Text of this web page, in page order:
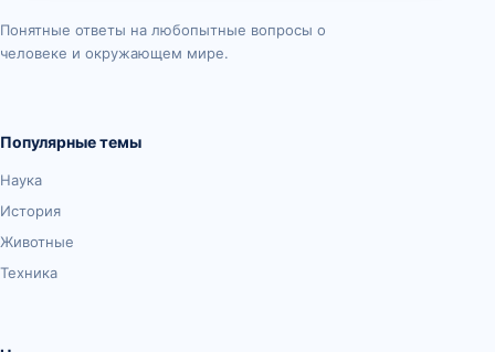
Понятные ответы на любопытные вопросы о
человеке и окружающем мире.
Популярные темы
Наука
История
Животные
Техника